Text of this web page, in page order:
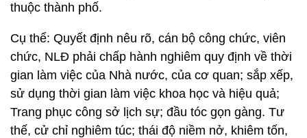
thuộc thành phố.
Cụ thể: Quyết định nêu rõ, cán bộ công chức, viên
chức, NLĐ phải chấp hành nghiêm quy định về thời
gian làm việc của Nhà nước, của cơ quan; sắp xếp,
sử dụng thời gian làm việc khoa học và hiệu quả;
Trang phục công sở lịch sự; đầu tóc gọn gàng. Tư
thế, cử chỉ nghiêm túc; thái độ niềm nở, khiêm tốn,